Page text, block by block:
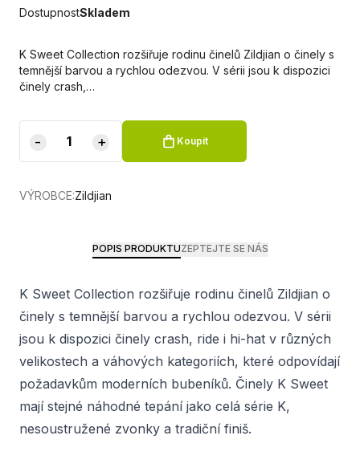
DostupnostSkladem
K Sweet Collection rozšiřuje rodinu činelů Zildjian o činely s
temnější barvou a rychlou odezvou. V sérii jsou k dispozici
činely crash,…
- + Koupit
VÝROBCE:Zildjian
POPIS PRODUKTUZEPTEJTE SE NÁS
K Sweet Collection rozšiřuje rodinu činelů Zildjian o
činely s temnější barvou a rychlou odezvou. V sérii
jsou k dispozici činely crash, ride i hi-hat v různých
velikostech a váhových kategoriích, které odpovídají
požadavkům moderních bubeníků. Činely K Sweet
mají stejné náhodné tepání jako celá série K,
nesoustružené zvonky a tradiční finiš.